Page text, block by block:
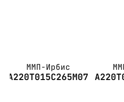
ММП-Ирбис
А220Т015С265М07